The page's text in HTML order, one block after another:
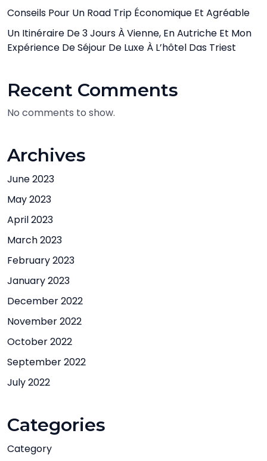
Conseils Pour Un Road Trip Économique Et Agréable
Un Itinéraire De 3 Jours À Vienne, En Autriche Et Mon
Expérience De Séjour De Luxe À L’hôtel Das Triest
Recent Comments
No comments to show.
Archives
June 2023
May 2023
April 2023
March 2023
February 2023
January 2023
December 2022
November 2022
October 2022
September 2022
July 2022
Categories
Category